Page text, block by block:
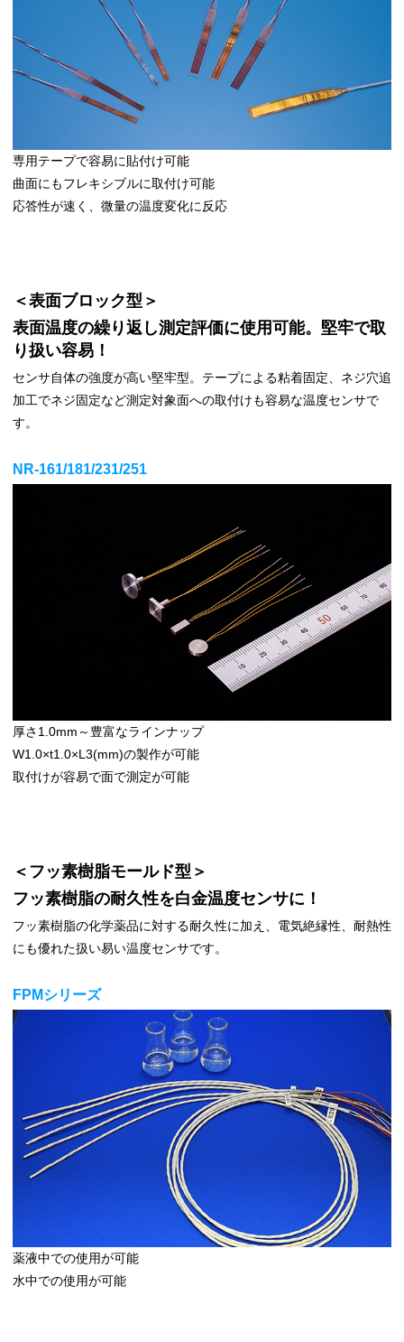
専用テープで容易に貼付け可能
曲面にもフレキシブルに取付け可能
応答性が速く、微量の温度変化に反応
＜表面ブロック型＞
表面温度の繰り返し測定評価に使用可能。堅牢で取
り扱い容易！
センサ自体の強度が高い堅牢型。テープによる粘着固定、ネジ穴追
加工でネジ固定など測定対象面への取付けも容易な温度センサで
す。
NR-161/181/231/251
厚さ1.0mm～豊富なラインナップ
W1.0×t1.0×L3(mm)の製作が可能
取付けが容易で面で測定が可能
＜フッ素樹脂モールド型＞
フッ素樹脂の耐久性を白金温度センサに！
フッ素樹脂の化学薬品に対する耐久性に加え、電気絶縁性、耐熱性
にも優れた扱い易い温度センサです。
FPMシリーズ
薬液中での使用が可能
水中での使用が可能